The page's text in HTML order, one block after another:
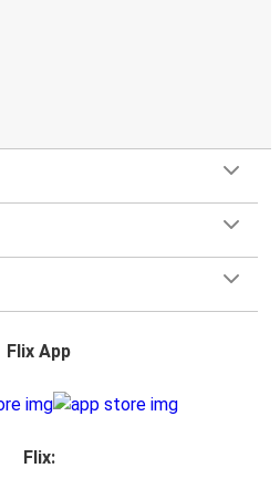
Flix App
Flix: